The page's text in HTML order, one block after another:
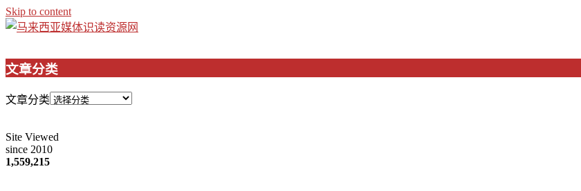
Skip to content
文章分类
文章分类
Site Viewed
since 2010
1,559,215